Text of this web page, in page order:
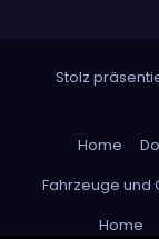
Stolz
Home
Fahrzeuge und
Home